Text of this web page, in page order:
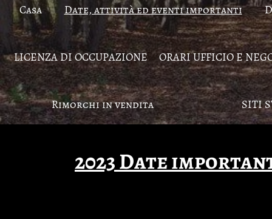
Casa Date, attività ed eventi importanti
LICENZA DI OCCUPAZIONE ORARI UFFICIO E
Rimorchi in vendita SITI
2023 Date